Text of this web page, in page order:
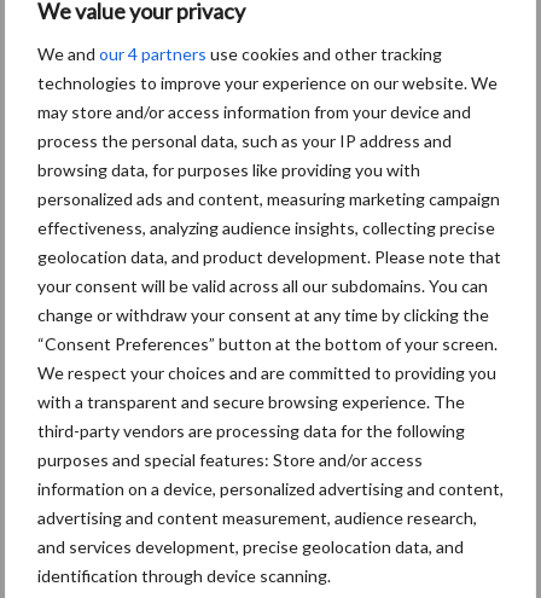
We value your privacy
We and our 4 partners use cookies and other tracking
technologies to improve your experience on our website. We
may store and/or access information from your device and
process the personal data, such as your IP address and
browsing data, for purposes like providing you with
personalized ads and content, measuring marketing campaign
effectiveness, analyzing audience insights, collecting precise
geolocation data, and product development. Please note that
your consent will be valid across all our subdomains. You can
change or withdraw your consent at any time by clicking the
“Consent Preferences” button at the bottom of your screen.
We respect your choices and are committed to providing you
with a transparent and secure browsing experience. The
third-party vendors are processing data for the following
purposes and special features: Store and/or access
information on a device, personalized advertising and content,
advertising and content measurement, audience research,
and services development, precise geolocation data, and
identification through device scanning.
Primaire
Sidebar
Recent nieuws Partner nieuws
30 dec
Hervorming flexibele
arbeidscontracten kent mitsen en
maren
Freddy van de Ridder Cleaners:
“Glazenwassen zit in m’n bloed,
maar innoveren is mijn toekomst”
24 dec
Friendship Sports Centre maakt
vrienden voor het leven
Toon meer